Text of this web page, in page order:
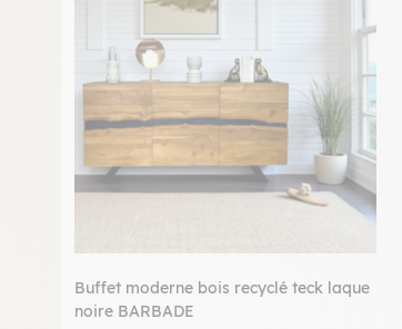
Buffet moderne bois recyclé teck laque
noire BARBADE